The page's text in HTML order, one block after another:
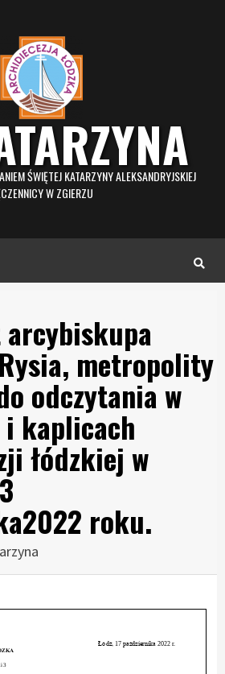
ŚWIĘTEJ KATARZYNY ALEKSANDRYJSKIEJ
W ZGIERZU
metropolity
odczytania w
i kaplicach
łódzkiej w
roku.